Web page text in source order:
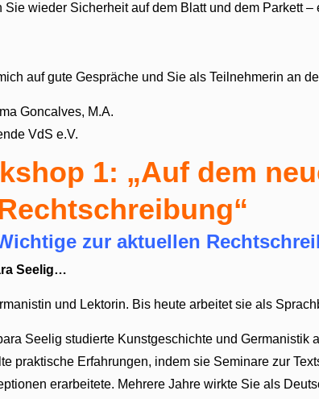
Sie wieder Sicherheit auf dem Blatt und dem Parkett
auf gute Gespräche und Sie als Teilnehmerin an
Goncalves, M.A.
VdS e.V.
1: „Auf dem
zur aktuellen
Seelig…
und Lektorin. Bis heute arbeitet sie als
Seelig studierte Kunstgeschichte und Germanistik
praktische Erfahrungen, indem sie Seminare zur
erarbeitete. Mehrere Jahre wirkte Sie als